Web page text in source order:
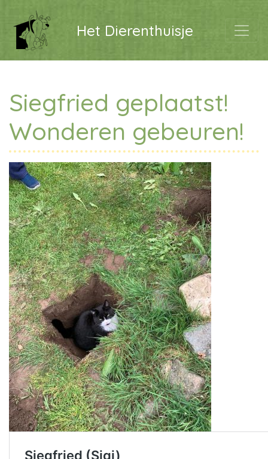
Het Dierenthuisje
Siegfried geplaatst!
Wonderen gebeuren!